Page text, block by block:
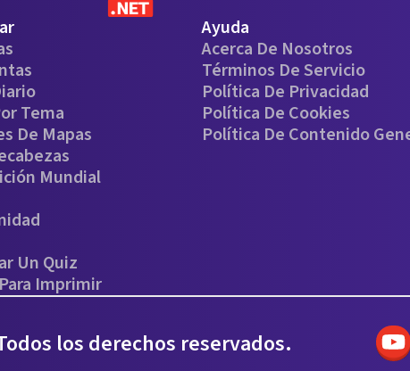
Tema
De Mapas
Mundial
Un Quiz
Imprimir
Ayuda
Acerca De Nosotros
Términos De Servicio
Política De Privacidad
Política De Cookies
Política De Contenido
los derechos reservados.